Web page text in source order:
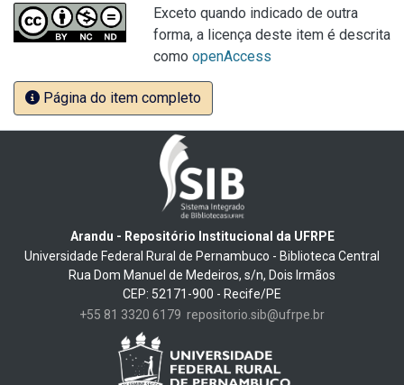
Exceto quando indicado de outra
forma, a licença deste item é descrita
como openAccess
Página do item completo
Arandu - Repositório Institucional da UFRPE
Universidade Federal Rural de Pernambuco - Biblioteca Central
Rua Dom Manuel de Medeiros, s/n, Dois Irmãos
CEP: 52171-900 - Recife/PE
+55 81 3320 6179 repositorio.sib@ufrpe.br